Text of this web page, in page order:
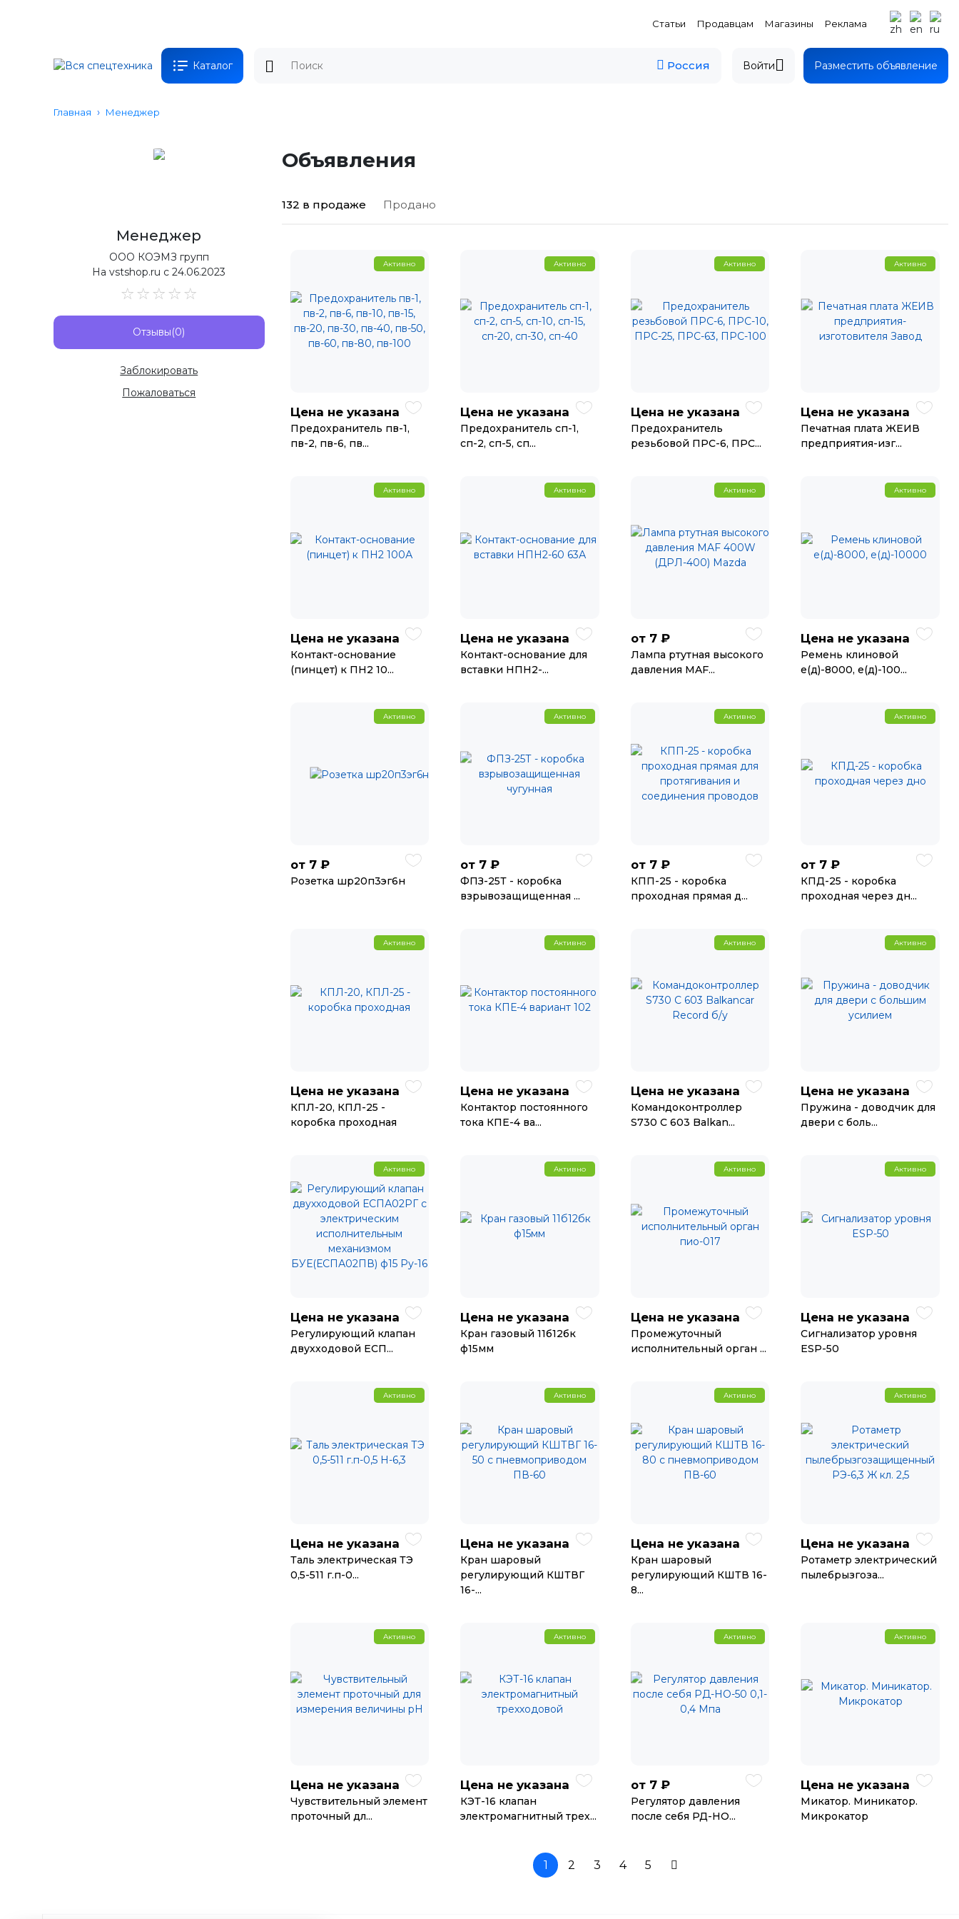
Статьи Продавцам Магазины Реклама
Каталог Россия Войти Разместить объявление
Главная Менеджер
Менеджер
ООО КОЭМЗ групп
На vstshop.ru с 24.06.2023
Отзывы(0)
Заблокировать
Пожаловаться
Объявления
132 в продаже Продано
Активно
Цена не указана
Предохранитель пв-1,
пв-2, пв-6, пв...
Активно
Цена не указана
Предохранитель сп-1,
сп-2, сп-5, сп...
Активно
Цена не указана
Предохранитель
резьбовой ПРС-6, ПРС...
Активно
Цена не указана
Печатная плата ЖЕИВ
предприятия-изг...
Активно
Цена не указана
Контакт-основание
(пинцет) к ПН2 10...
Активно
Цена не указана
Контакт-основание для
вставки НПН2-...
Активно
от7 ₽
Лампа ртутная высокого
давления MAF...
Активно
Цена не указана
Ремень клиновой
е(д)-8000, е(д)-100...
Активно
от7 ₽
Розетка шр20п3эг6н
Активно
от 7 ₽
ФПЗ-25Т - коробка
взрывозащищенная ...
Активно
от7 ₽
КПП-25 - коробка
проходная прямая д...
Активно
от 7 ₽
КПД-25 - коробка
проходная через дн...
Активно
Цена не указана
КПЛ-20, КПЛ-25 -
коробка проходная
Активно
Цена не указана
Контактор постоянного
тока КПЕ-4 ва...
Активно
Цена не указана
Командоконтроллер
S730 С 603 Balkan...
Активно
Цена не указана
Пружина - доводчик для
двери с боль...
Активно
Цена не указана
Регулирующий клапан
двухходовой ЕСП...
Активно
Цена не указана
Кран газовый 11б12бк
ф15мм
Активно
Цена не указана
Промежуточный
исполнительный орган ...
Активно
Цена не указана
Сигнализатор уровня
ESP-50
Активно
Цена не указана
Таль электрическая ТЭ
0,5-511 г.п-0...
Активно
Цена не указана
Кран шаровый
регулирующий КШТВГ
16-...
Активно
Цена не указана
Кран шаровый
регулирующий КШТВ 16-
8...
Активно
Цена не указана
Ротаметр электрический
пылебрызгоза...
Активно
Цена не указана
Чувствительный элемент
проточный дл...
Активно
Цена не указана
КЭТ-16 клапан
электромагнитный трех...
Активно
от7 ₽
Регулятор давления
после себя РД-НО...
Активно
Цена не указана
Микатор. Миникатор.
Микрокатор
1 2 3 4 5